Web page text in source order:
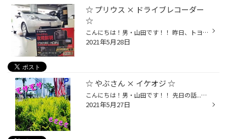
☆ プリウス × ドライブレコーダー
☆
こんにちは！男・山田です！！ 昨日、トヨタ プリウスに【 ドライブレコーダー 】 を お取付けさせて頂きました☆(^^)/ 今回は、ユピテルさんの商品☆☆ [ ＳＮ-ＳＴ５４００ｄ ] をお選び頂きました～♪♪ こちらの商品はフロント１カメラモデル☆ 夜間も鮮明に記録出来る『 ＳＴＡＲＶＩＳ 』 や 逆光・...
2021年5月28日
☆ やぶさん × イケオジ ☆
こんにちは！男・山田です！！ 先日の話...。 何気なく歩道沿いの植込みに目をやると、、 『 何かモッサモサだなー。』 『 そろそろキレイに整えなきゃなー。 』 『 ...よし。 』 『 今日は見なかった事にしよう。笑』 その日の午後...。 『 ちょっと植込みをキレイにしますね。』 ...き、救世主現...
2021年5月27日